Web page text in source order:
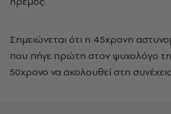
Σημειώνεται ότι η 45χρονη
που πήγε πρώτη στον ψυχολόγο
50χρονο να ακολουθεί στη